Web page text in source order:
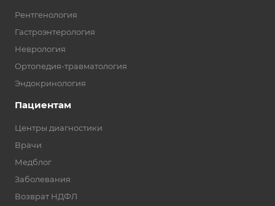
Рентгенология
Гастроэнтерология
Неврология
Ортопедия-травматология
Эндокринология
Пациентам
Центры диагностики
Врачи
Медблог
Заболевания
Возврат НДФЛ